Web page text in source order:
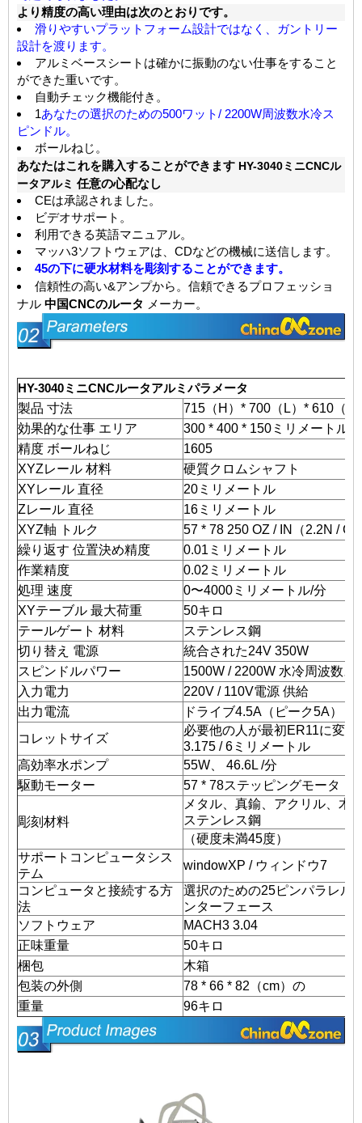
より精度の高い理由は次のとおりです。
滑りやすいプラットフォーム設計ではなく、ガントリー
設計を渡ります。
アルミベースシートは確かに振動のない仕事をすること
ができた重いです。
自動チェック機能付き。
1あなたの選択のための500ワット/ 2200W周波数水冷ス
ピンドル。
ボールねじ。
あなたはこれを購入することができます HY-3040ミニCNCル
ータアルミ 任意の心配なし
CEは承認されました。
ビデオサポート。
利用できる英語マニュアル。
マッハ3ソフトウェアは、CDなどの機械に送信します。
45の下に硬水材料を彫刻することができます。
信頼性の高い&アンプから。信頼できるプロフェッショ
ナル 中国CNCのルータ メーカー。
HY-3040ミニCNCルータアルミパラメータ
製品 寸法
715（H）* 700（L）* 610（W
効果的な仕事 エリア
300 * 400 * 150ミリメートル
精度 ボールねじ
1605
XYZレール 材料
硬質クロムシャフト
XYレール 直径
20ミリメートル
Zレール 直径
16ミリメートル
XYZ軸 トルク
57 * 78 250 OZ / IN（2.2N /
繰り返す 位置決め精度
0.01ミリメートル
作業精度
0.02ミリメートル
処理 速度
0〜4000ミリメートル/分
XYテーブル 最大荷重
50キロ
テールゲート 材料
ステンレス鋼
切り替え 電源
統合された24V 350W
スピンドルパワー
1500W / 2200W 水冷周波数ス
入力電力
220V / 110V電源 供給
出力電流
ドライブ4.5A（ピーク5A）
コレットサイズ
必要他の人が最初ER11に変更
3.175 / 6ミリメートル
高効率水ポンプ
55W、 46.​​6L /分
駆動モーター
57 * 78ステッピングモータ
彫刻材料
メタル、真鍮、アクリル、木
ステンレス鋼
（硬度未満45度）
サポートコンピュータシス
テム
windowXP / ウィンドウ7
コンピュータと接続する方
法
選択のための25ピンパラレル
ンターフェース
ソフトウェア
MACH3 3.04
正味重量
50キロ
梱包
木箱
包装の外側
78 * 66 * 82（cm）の
重量
96キロ